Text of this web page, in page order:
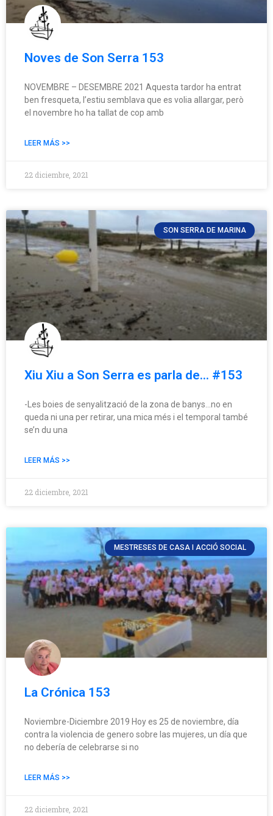
Noves de Son Serra 153
NOVEMBRE – DESEMBRE 2021 Aquesta tardor ha entrat
ben fresqueta, l’estiu semblava que es volia allargar, però
el novembre ho ha tallat de cop amb
LEER MÁS >>
22 diciembre, 2021
SON SERRA DE MARINA
Xiu Xiu a Son Serra es parla de… #153
-Les boies de senyalització de la zona de banys…no en
queda ni una per retirar, una mica més i el temporal també
se’n du una
LEER MÁS >>
22 diciembre, 2021
MESTRESES DE CASA I ACCIÓ SOCIAL
La Crónica 153
Noviembre-Diciembre 2019 Hoy es 25 de noviembre, día
contra la violencia de genero sobre las mujeres, un día que
no debería de celebrarse si no
LEER MÁS >>
22 diciembre, 2021